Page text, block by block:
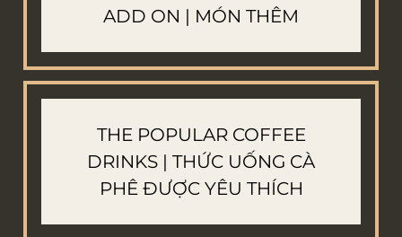
ADD ON | MÓN THÊM
THE POPULAR COFFEE
DRINKS | THỨC UỐNG CÀ
PHÊ ĐƯỢC YÊU THÍCH